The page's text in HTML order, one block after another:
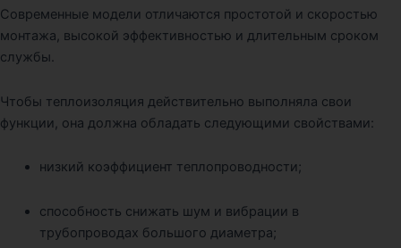
Современные модели отличаются простотой и скоростью
монтажа, высокой эффективностью и длительным сроком
службы.
Чтобы теплоизоляция действительно выполняла свои
функции, она должна обладать следующими свойствами:
низкий коэффициент теплопроводности;
способность снижать шум и вибрации в
трубопроводах большого диаметра;